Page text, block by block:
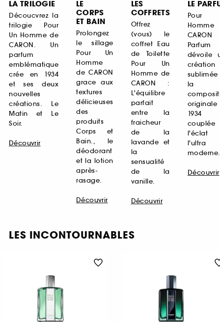
LA TRILOGIE
Découcvrez la
trilogie Pour
Un Homme de
CARON. Un
parfum
emblématique
crée en 1934
et ses deux
nouvelles
créations. Le
Matin et Le
Soir.
Découvrir
LE
CORPS
ET BAIN
Prolongez
le sillage
Pour Un
Homme
de CARON
grace aux
textures
délicieuses
des
produits
Corps et
Bain., le
déodorant
et la lotion
après-
rasage.
Découvrir
LES
COFFRETS
Offrez
(vous) le
coffret Eau
de Toilette
Pour Un
Homme de
CARON :
L'équilibre
parfait
entre la
fraicheur
de la
lavande et
la
sensualité
de la
vanille.
Découvrir
LE
Pour
Homme
CARON
Parfum
dévoile
création
la
1934
l'éclat
l'ultra
moderne.
Découvrir
LES INCONTOURNABLES